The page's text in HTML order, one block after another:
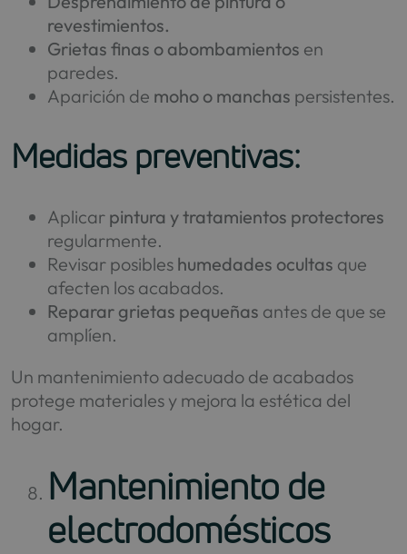
revestimientos.
Grietas finas o abombamientos en
paredes.
Aparición de moho o manchas persistentes.
Medidas preventivas:
Aplicarpintura y tratamientos protectores
regularmente.
Revisar posibles humedades ocultas que
afecten los acabados.
Reparar grietas pequeñas antes de que se
amplíen.
Un mantenimiento adecuado de acabados
protege materiales y mejora la estética del
hogar.
Mantenimiento de
electrodomésticos